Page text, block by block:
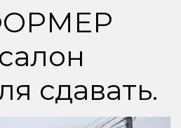
сдавать.